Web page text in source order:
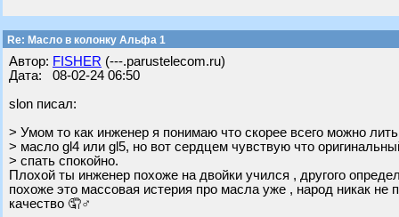
Re: Масло в колонку Альфа 1
Автор: FISHER (---.parustelecom.ru)
Дата: 08-02-24 06:50
slon писал:
> Умом то как инженер я понимаю что скорее всего можно
> масло gl4 или gl5, но вот сердцем чувствую что
> спать спокойно.
Плохой ты инженер похоже на двойки учился , другого
похоже это массовая истерия про масла уже , народ никак
качество 🤦♂